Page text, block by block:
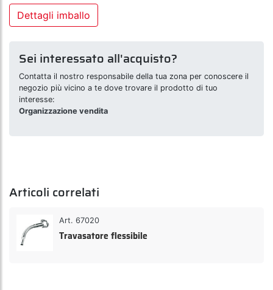
Dettagli imballo
Sei interessato all'acquisto?
Contatta il nostro responsabile della tua zona per conoscere il
negozio più vicino a te dove trovare il prodotto di tuo
interesse:
Organizzazione vendita
Articoli correlati
Art. 67020
Travasatore flessibile